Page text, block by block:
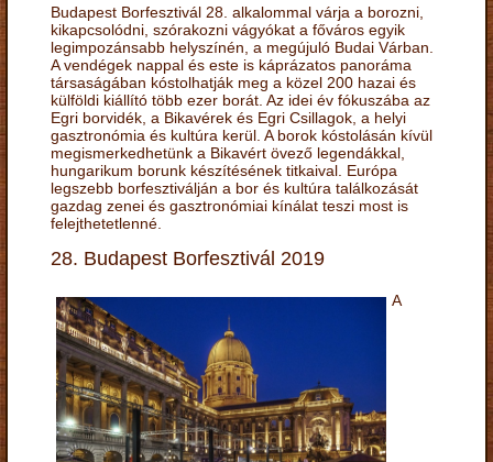
Budapest Borfesztivál 28. alkalommal várja a borozni,
kikapcsolódni, szórakozni vágyókat a főváros egyik
legimpozánsabb helyszínén, a megújuló Budai Várban.
A vendégek nappal és este is káprázatos panoráma
társaságában kóstolhatják meg a közel 200 hazai és
külföldi kiállító több ezer borát. Az idei év fókuszába az
Egri borvidék, a Bikavérek és Egri Csillagok, a helyi
gasztronómia és kultúra kerül. A borok kóstolásán kívül
megismerkedhetünk a Bikavért övező legendákkal,
hungarikum borunk készítésének titkaival. Európa
legszebb borfesztiválján a bor és kultúra találkozását
gazdag zenei és gasztronómiai kínálat teszi most is
felejthetetlenné.
28. Budapest Borfesztivál 2019
A